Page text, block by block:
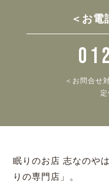
＜お電
＜お問合せ
眠りのお店 志なのや
りの専門店」。